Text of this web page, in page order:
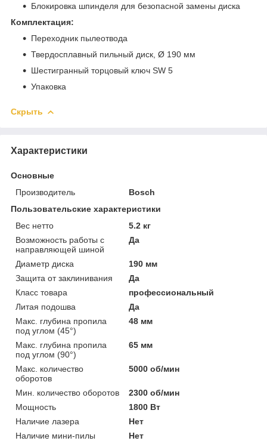
Блокировка шпинделя для безопасной замены диска
Комплектация:
Переходник пылеотвода
Твердосплавный пильный диск, Ø 190 мм
Шестигранный торцовый ключ SW 5
Упаковка
Скрыть
Характеристики
Основные
Производитель
Bosch
Пользовательские характеристики
Вес нетто
5.2 кг
Возможность работы с
направляющей шиной
Да
Диаметр диска
190 мм
Защита от заклинивания
Да
Класс товара
профессиональный
Литая подошва
Да
Макс. глубина пропила
под углом (45°)
48 мм
Макс. глубина пропила
под углом (90°)
65 мм
Макс. количество
оборотов
5000 об/мин
Мин. количество оборотов
2300 об/мин
Мощность
1800 Вт
Наличие лазера
Нет
Наличие мини-пилы
Нет